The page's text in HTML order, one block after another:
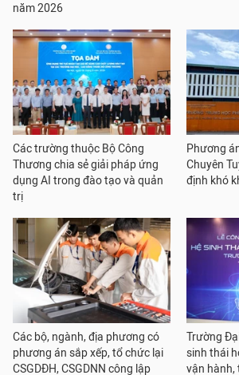
năm 2026
Các trường thuộc Bộ Công
Thương chia sẻ giải pháp ứng
dụng AI trong đào tạo và quản
trị
Phương
Chuyên
định khó
Các bộ, ngành, địa phương có
phương án sắp xếp, tổ chức lại
CSGDĐH, CSGDNN công lập
Trường
sinh thái
vận hành,